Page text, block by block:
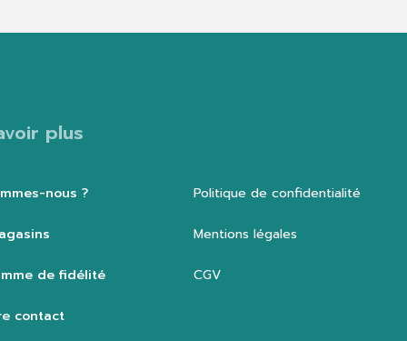
plus
nous ?
de fidélité
contact
Politique de confidentialité
Mentions légales
CGV